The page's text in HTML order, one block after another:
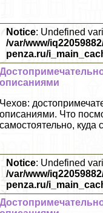
Notice: Undefined
/var/www/
penza.ru/
описаниями
Чехов:
описаниями. Что
самостоятельно, куда
Notice: Undefined
/var/www/
penza.ru/